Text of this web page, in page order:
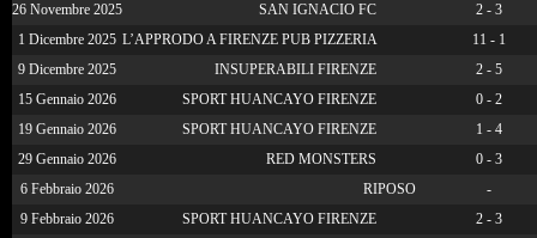
26 Novembre 2025
SAN IGNACIO FC
2 - 3
1 Dicembre 2025 L’APPRODO A FIRENZE PUB PIZZERIA
11 - 1
9 Dicembre 2025
INSUPERABILI FIRENZE
2 - 5
15 Gennaio 2026
SPORT HUANCAYO FIRENZE
0 - 2
19 Gennaio 2026
SPORT HUANCAYO FIRENZE
1 - 4
29 Gennaio 2026
RED MONSTERS
0 - 3
6 Febbraio 2026
RIPOSO
-
9 Febbraio 2026
SPORT HUANCAYO FIRENZE
2 - 3